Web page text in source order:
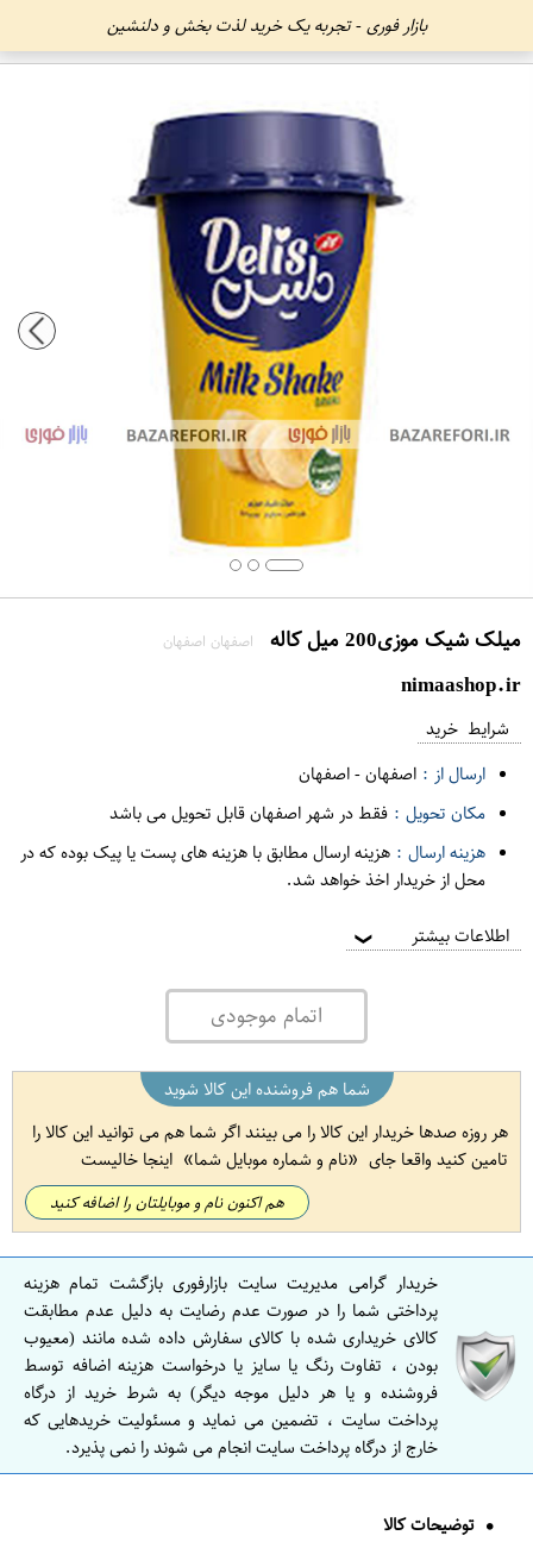
بازار فوری - تجربه یک خرید لذت بخش و دلنشین
میلک شیک موزی200 میل کاله اصفهان اصفهان
nimaashop.ir
شرایط خرید
ارسال از : اصفهان-اصفهان
مکان تحویل : فقط در شهر اصفهان قابل تحویل می باشد
هزینه ارسال : هزینه ارسال مطابق با هزینه های پست یا پیک بوده که در
محل از خریدار اخذ خواهد شد.
اطلاعات بیشتر ❯
اتمام موجودی
شما هم فروشنده این کالا شوید
هر روزه صدها خریدار این کالا را می بینند اگر شما هم می توانید این کالا را
تامین کنید واقعا جای
نام و شماره موبایل شما اینجا خالیست
هم اکنون نام و موبایلتان را اضافه کنید
خریدار گرامی مدیریت سایت بازارفوری بازگشت تمام هزینه
پرداختی شما را در صورت عدم رضایت به دلیل عدم مطابقت
کالای خریداری شده با کالای سفارش داده شده مانند (معیوب
بودن ، تفاوت رنگ یا سایز یا درخواست هزینه اضافه توسط
فروشنده و یا هر دلیل موجه دیگر) به شرط خرید از درگاه
پرداخت سایت ، تضمین می نماید و مسئولیت خریدهایی که
خارج از درگاه پرداخت سایت انجام می شوند را نمی پذیرد.
توضیحات کالا